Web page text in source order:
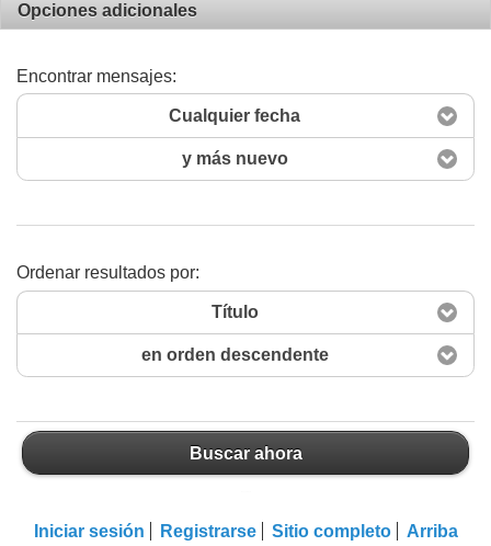
Opciones adicionales
Encontrar mensajes:
Cualquier fecha
y más nuevo
Ordenar resultados por:
Título
en orden descendente
Buscar ahora
Iniciar sesión Registrarse Sitio completo Arriba